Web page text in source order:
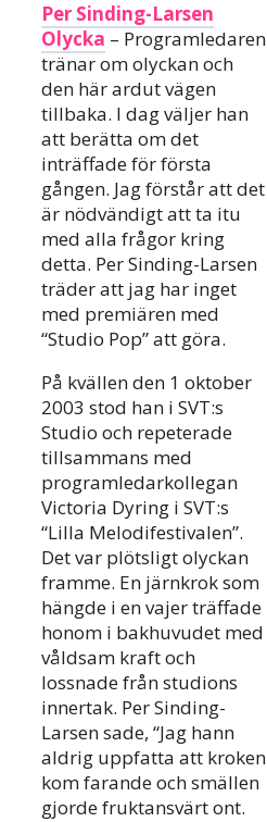
Per Sinding-Larsen
Olycka – Programledaren
tränar om olyckan och
den här ardut vägen
tillbaka. I dag väljer han
att berätta om det
inträffade för första
gången. Jag förstår att det
är nödvändigt att ta itu
med alla frågor kring
detta. Per Sinding-Larsen
träder att jag har inget
med premiären med
“Studio Pop” att göra.
På kvällen den 1 oktober
2003 stod han i SVT:s
Studio och repeterade
tillsammans med
programledarkollegan
Victoria Dyring i SVT:s
“Lilla Melodifestivalen”.
Det var plötsligt olyckan
framme. En järnkrok som
hängde i en vajer träffade
honom i bakhuvudet med
våldsam kraft och
lossnade från studions
innertak. Per Sinding-
Larsen sade, “Jag hann
aldrig uppfatta att kroken
kom farande och smällen
gjorde fruktansvärt ont.